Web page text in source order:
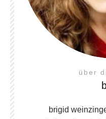
über
brigid